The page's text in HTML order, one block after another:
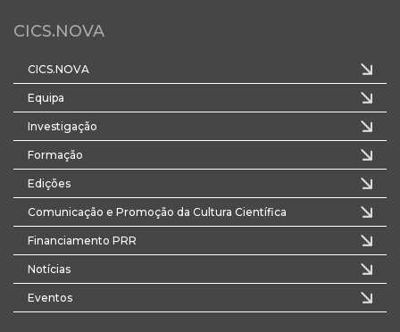
CICS.NOVA
CICS.NOVA
Equipa
Investigação
Formação
Edições
Comunicação e Promoção da Cultura Científica
Financiamento PRR
Notícias
Eventos